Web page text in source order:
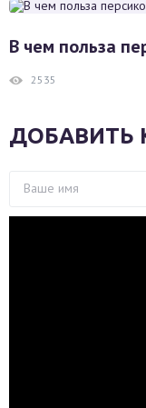
В чем польза
2535
ДОБАВИТЬ